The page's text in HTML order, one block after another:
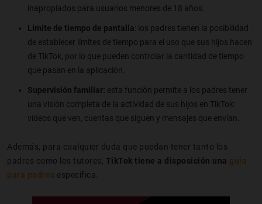
inapropiados para usuarios menores de 18 años.
Límite de tiempo de pantalla: los padres tienen la posibilidad
de establecer límites de tiempo para el uso que sus hijos hacen
de TikTok, por lo que pueden controlar la cantidad de tiempo
que pasan en la aplicación.
Supervisión familiar: esta función permite a los padres tener
una visión completa de la actividad de sus hijos en TikTok:
vídeos que ven, cuentas que siguen y mensajes que envían.
Además, para cualquier duda que puedan tener tanto los
padres como los tutores, TikTok tiene a disposición una guía
para padres específica.